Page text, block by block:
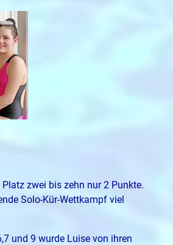
zwei bis zehn nur 2 Punkte.
Solo-Kür-Wettkampf viel
und 9 wurde Luise von ihren